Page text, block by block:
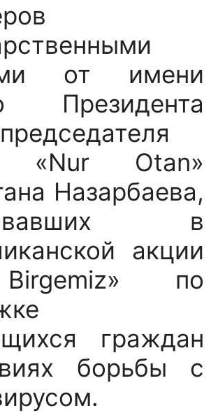
от имени
Президента
«Nur Otan»
Назарбаева,
в
акции
по
граждан
борьбы с